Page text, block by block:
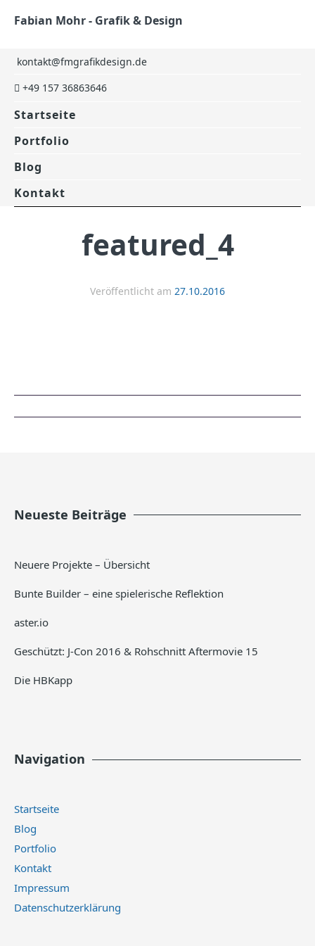
Fabian Mohr - Grafik & Design
kontakt@fmgrafikdesign.de
+49 157 36863646
Startseite
Portfolio
Blog
Kontakt
featured_4
Veröffentlicht am 27.10.2016
Neueste Beiträge
Neuere Projekte – Übersicht
Bunte Builder – eine spielerische Reflektion
aster.io
Geschützt: J-Con 2016 & Rohschnitt Aftermovie 15
Die HBKapp
Navigation
Startseite
Blog
Portfolio
Kontakt
Impressum
Datenschutzerklärung